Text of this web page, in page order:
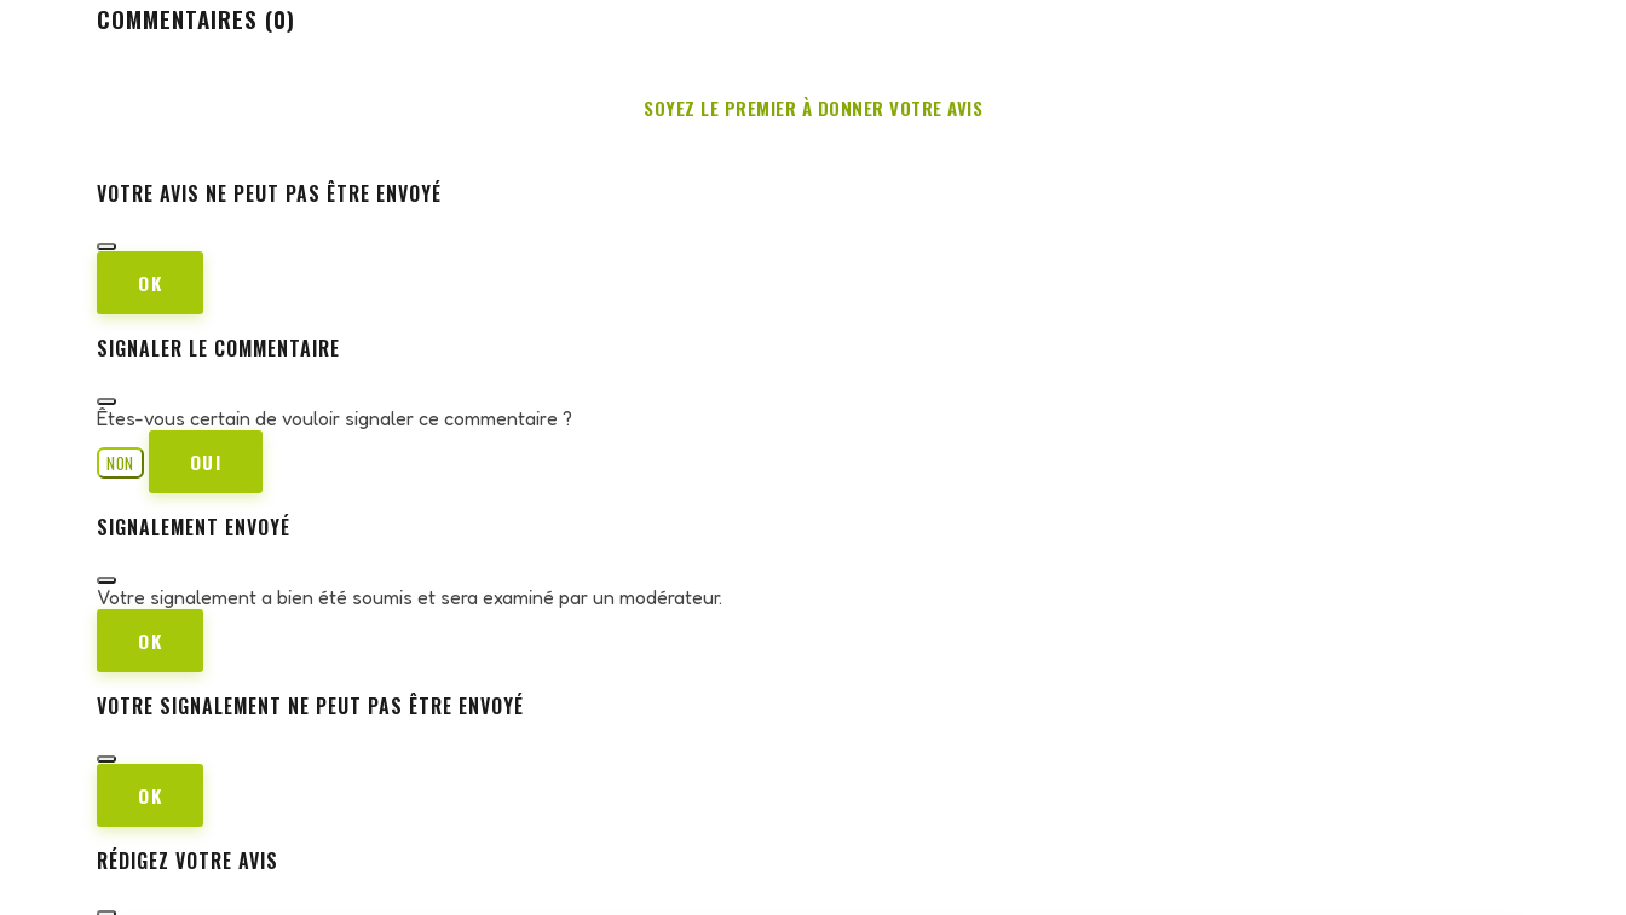
COMMENTAIRES (0)
SOYEZ LE PREMIER À DONNER VOTRE AVIS
VOTRE AVIS NE PEUT PAS ÊTRE ENVOYÉ
OK
SIGNALER LE COMMENTAIRE
Êtes-vous certain de vouloir signaler ce commentaire ?
NON
OUI
SIGNALEMENT ENVOYÉ
Votre signalement a bien été soumis et sera examiné par un modérateur.
OK
VOTRE SIGNALEMENT NE PEUT PAS ÊTRE ENVOYÉ
OK
RÉDIGEZ VOTRE AVIS